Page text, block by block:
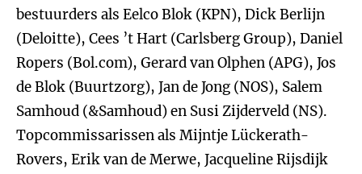
bestuurders als Eelco Blok (KPN), Dick Berlijn
(Deloitte), Cees ’t Hart (Carlsberg Group), Daniel
Ropers (Bol.com), Gerard van Olphen (APG), Jos
de Blok (Buurtzorg), Jan de Jong (NOS), Salem
Samhoud (&Samhoud) en Susi Zijderveld (NS).
Topcommissarissen als Mijntje Lückerath-
Rovers, Erik van de Merwe, Jacqueline Rijsdijk